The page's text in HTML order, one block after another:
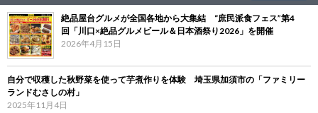
絶品屋台グルメが全国各地から大集結 “庶民派食フェス”第4
回「川口×絶品グルメビール＆日本酒祭り2026」を開催
2026年4月15日
自分で収穫した秋野菜を使って芋煮作りを体験 埼玉県加須市の「ファミリー
ランドむさしの村」
2025年11月4日